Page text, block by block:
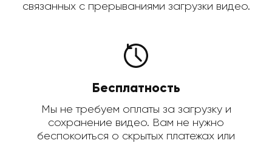
связанных с прерываниями загрузки видео.
Бесплатность
Мы не требуем оплаты за загрузку и
сохранение видео. Вам не нужно
беспокоиться о скрытых платежах или